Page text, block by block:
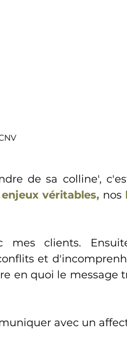
enjeux véritables, nos
mes clients.
et
en quoi le message
avec un